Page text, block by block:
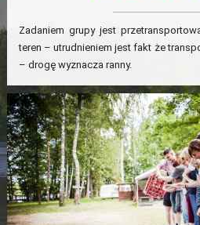
Zadaniem grupy jest
teren – utrudnieniem jest fakt że
– drogę wyznacza ranny.